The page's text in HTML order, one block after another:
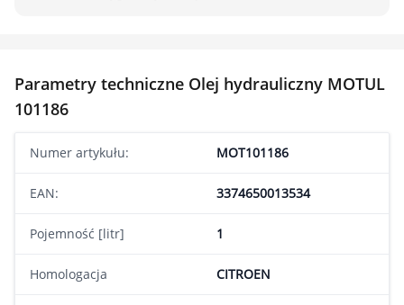
Parametry techniczne Olej hydrauliczny MOTUL
101186
Numer artykułu: MOT101186
EAN: 3374650013534
Pojemność [litr] 1
Homologacja CITROEN